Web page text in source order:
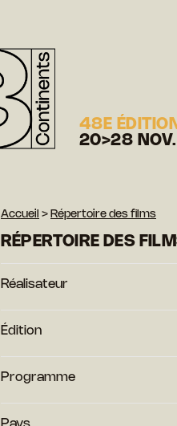
48E ÉDITION
20>28
Accueil > Répertoire des films
RÉPERTOIRE DES
Réalisateur
Édition
Programme